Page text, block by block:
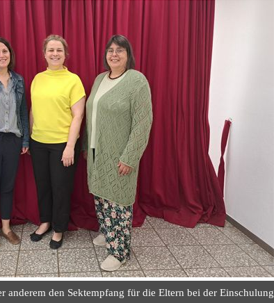
anderem den Sektempfang für die Eltern bei der Einschulung